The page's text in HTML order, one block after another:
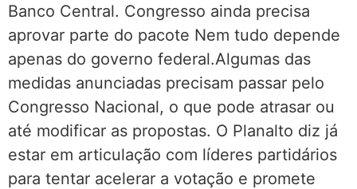
Banco Central. Congresso ainda precisa
aprovar parte do pacote Nem tudo depende
apenas do governo federal.Algumas das
medidas anunciadas precisam passar pelo
Congresso Nacional, o que pode atrasar ou
até modificar as propostas. O Planalto diz já
estar em articulação com líderes partidários
para tentar acelerar a votação e promete